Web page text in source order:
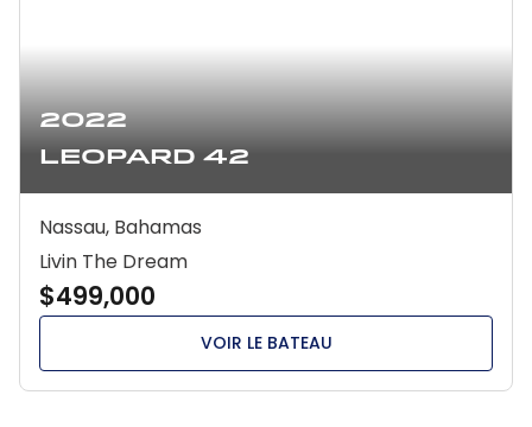
2022
Leopard 42
Nassau, Bahamas
Livin The Dream
$499,000
VOIR LE BATEAU